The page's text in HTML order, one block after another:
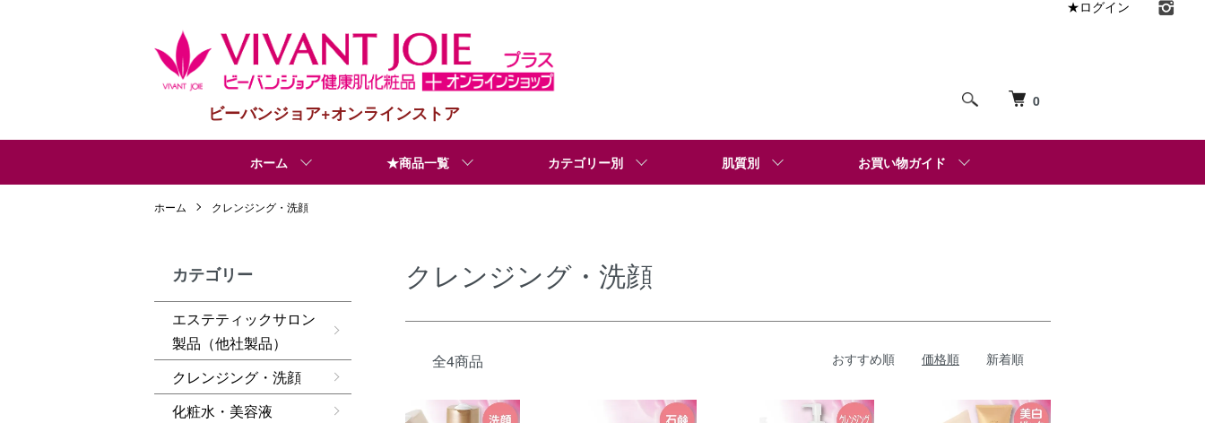
ビーバンジョア+オンラインストア
0
ホーム ★商品一覧 カテゴリー別 肌質別 お買い物ガイド
★ログイン
ホーム クレンジング・洗顔
クレンジング・洗顔
全4商品 おすすめ順 価格順 新着順
カテゴリー
エステティックサロン
製品（他社製品）
クレンジング・洗顔
化粧水・美容液